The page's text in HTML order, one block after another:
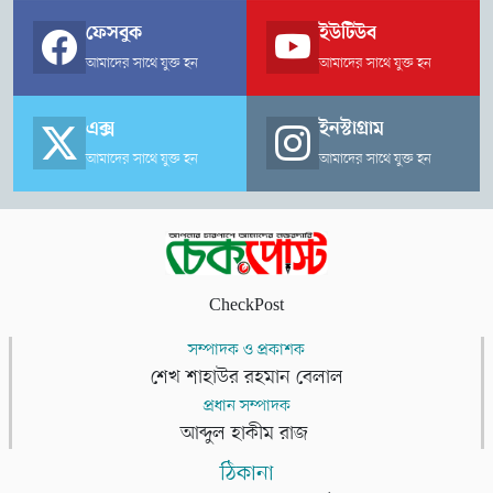
ফেসবুক
আমাদের সাথে যুক্ত হন
ইউটিউব
আমাদের সাথে যুক্ত হন
এক্স
আমাদের সাথে যুক্ত হন
ইনস্টাগ্রাম
আমাদের সাথে যুক্ত হন
CheckPost
সম্পাদক ও প্রকাশক
শেখ শাহাউর রহমান বেলাল
প্রধান সম্পাদক
আব্দুল হাকীম রাজ
ঠিকানা